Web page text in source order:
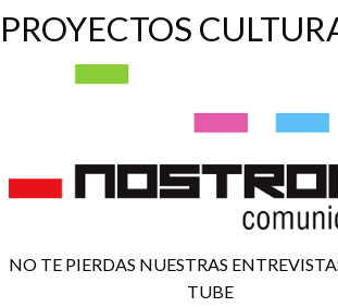
PROYECTOS
NO TE PIERDAS NUESTRAS
TUBE